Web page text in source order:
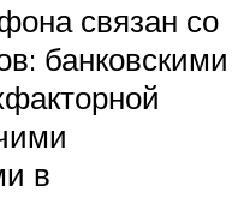
связан со
банковскими
в